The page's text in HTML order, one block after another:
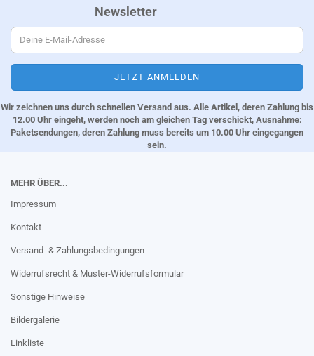
Newsletter
Wir zeichnen uns durch schnellen Versand aus. Alle Artikel, deren Zahlung bis
12.00 Uhr eingeht, werden noch am gleichen Tag verschickt, Ausnahme:
Paketsendungen, deren Zahlung muss bereits um 10.00 Uhr eingegangen
sein.
MEHR ÜBER...
Impressum
Kontakt
Versand- & Zahlungsbedingungen
Widerrufsrecht & Muster-Widerrufsformular
Sonstige Hinweise
Bildergalerie
Linkliste